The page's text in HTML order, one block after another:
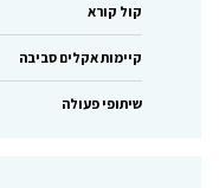
קול קורא
קיימות אקלים סביבה
שיתופי פעולה